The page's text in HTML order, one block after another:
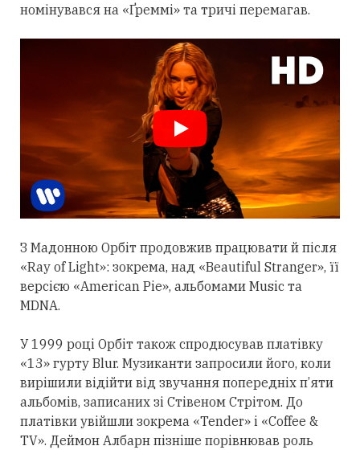
номінувався на «Ґреммі» та тричі перемагав.
З Мадонною Орбіт продовжив працювати й після
«Ray of Light»: зокрема, над «Beautiful Stranger», її
версією «American Pie», альбомами Music та
MDNA.
У 1999 році Орбіт також спродюсував платівку
«13» гурту Blur. Музиканти запросили його, коли
вирішили відійти від звучання попередніх п’яти
альбомів, записаних зі Стівеном Стрітом. До
платівки увійшли зокрема «Tender» і «Coffee &
TV». Деймон Албарн пізніше порівнював роль